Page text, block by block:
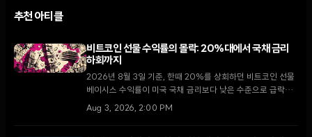
추천 아티클
비트코인 선물 수익률의 몰락: 20%대에서 국채 금리
하회까지
2026년 8월 3일 기준, 한때 20%를 상회하던 비트코인 선물
베이시스 수익률이 미국 국채 금리보다 낮은 수준으로 급락하
며 암호화폐 시장의 구조적 변화를 시사하고 있다.
Aug 3, 2026, 2:00 PM